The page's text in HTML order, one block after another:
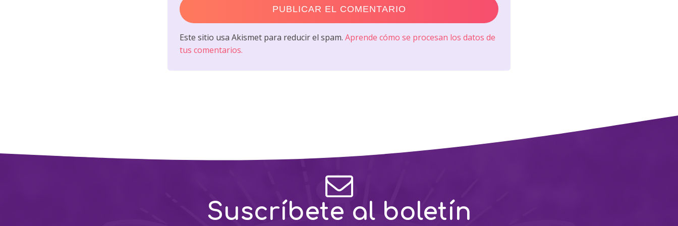
Este sitio usa Akismet para reducir el spam. Aprende cómo se procesan los datos de
tus comentarios.
Suscríbete al boletín